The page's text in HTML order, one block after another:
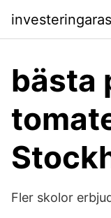
bästa
Fler skolor